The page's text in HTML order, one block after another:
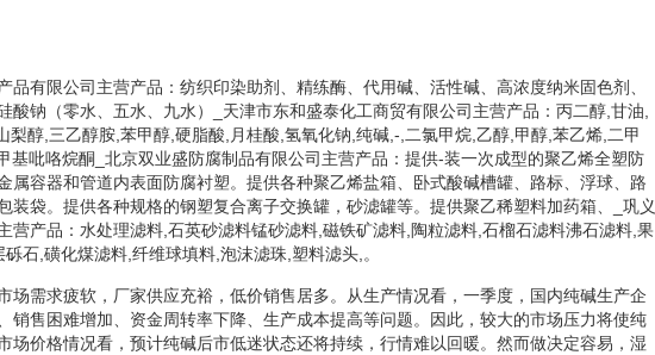
品有限公司主营产品：纺织印染助剂、精练酶、代用碱、活性碱、高浓度纳米固色剂、
酸钠（零水、五水、九水）_天津市东和盛泰化工商贸有限公司主营产品：丙二醇,甘油,
梨醇,三乙醇胺,苯甲醇,硬脂酸,月桂酸,氢氧化钠,纯碱,-,二氯甲烷,乙醇,甲醇,苯乙烯,二甲
基吡咯烷酮_北京双业盛防腐制品有限公司主营产品：提供-装一次成型的聚乙烯全塑防
属容器和管道内表面防腐衬塑。提供各种聚乙烯盐箱、卧式酸碱槽罐、路标、浮球、路
装袋。提供各种规格的钢塑复合离子交换罐，砂滤罐等。提供聚乙稀塑料加药箱、_巩义
营产品：水处理滤料,石英砂滤料锰砂滤料,磁铁矿滤料,陶粒滤料,石榴石滤料沸石滤料,果
石,磺化煤滤料,纤维球填料,泡沫滤珠,塑料滤头,。
场需求疲软，厂家供应充裕，低价销售居多。从生产情况看，一季度，国内纯碱生产企
销售困难增加、资金周转率下降、生产成本提高等问题。因此，较大的市场压力将使纯
场价格情况看，预计纯碱后市低迷状态还将持续，行情难以回暖。然而做决定容易，湿